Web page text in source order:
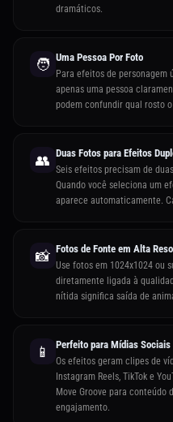
dramáticos.
🧑 Uma Pessoa Por Foto
Para efeitos de
apenas uma pessoa
podem confundir qual rosto
👥 Duas Fotos para Efeitos
Seis efeitos precisam de
Quando você seleciona um
aparece automaticamente.
📸 Fotos de Fonte em Alta
Use fotos em 1024x1024 ou
diretamente ligada à
nítida significa saída de
📱 Perfeito para Mídias Sociais
Os efeitos geram clipes de
Instagram Reels, TikTok e
Move Groove para conteúdo
engajamento.